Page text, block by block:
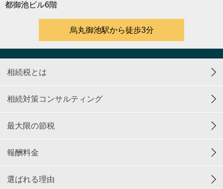
都御池ビル6階
烏丸御池駅から徒歩3分
相続税とは
相続対策コンサルティング
最大限の節税
報酬料金
選ばれる理由